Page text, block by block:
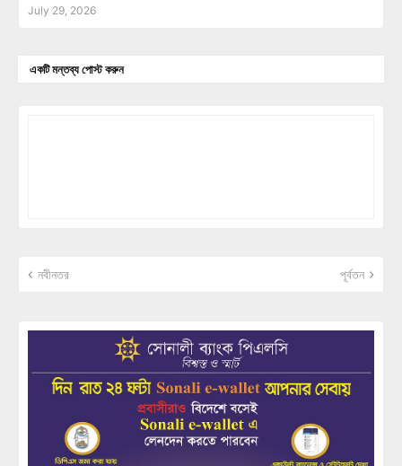
July 29, 2026
একটি মন্তব্য পোস্ট করুন
নবীনতর পূর্বতন